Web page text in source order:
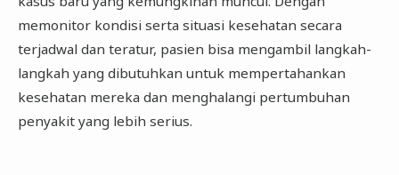
memonitor kondisi serta situasi kesehatan secara
terjadwal dan teratur, pasien bisa mengambil langkah-
langkah yang dibutuhkan untuk mempertahankan
kesehatan mereka dan menghalangi pertumbuhan
penyakit yang lebih serius.